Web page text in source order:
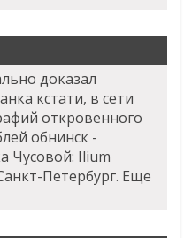
доказал
кстати, в сети
откровенного
обнинск -
Чусовой: Ilium
Петербург. Еще